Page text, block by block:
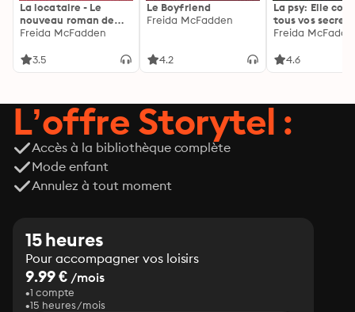
La locataire - Le
nouveau roman de
l'autrice de La femme
Freida McFadden
3.5
Le Boyfriend
Freida McFadden
4.2
La psy: Elle
tous vos
découvrez les
Freida
4.6
L’offre Storytel :
Accès à la bibliothèque complète
Mode enfant
Annulez à tout moment
15 heures
Pour accompagner vos loisirs
9.99 € /mois
1 compte
15 heures/mois